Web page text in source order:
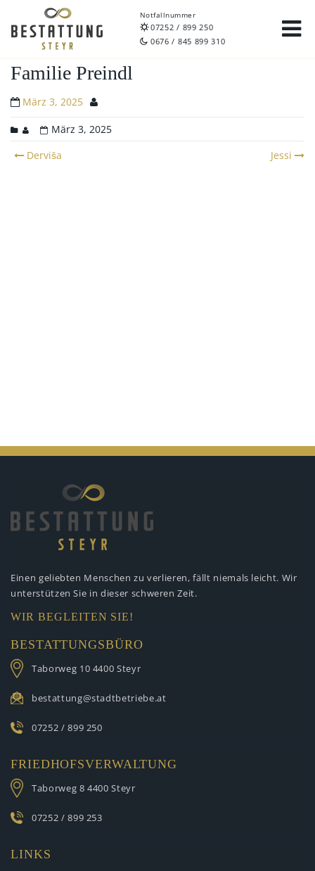
Notfallnummer
07252 / 899 250
0676 / 845 899 310
Familie Preindl
März 3, 2025
März 3, 2025
Post
Derviša Jessi
Einen geliebten Menschen zu verlieren, fällt niemals leicht. Wir
unterstützen Sie in dieser schweren Zeit.
WIR BEGLEITEN SIE!
BESTATTUNGSBÜRO
Taborweg 10 4400 Steyr
bestattung@stadtbetriebe.at
07252 / 899 250
FRIEDHOFSVERWALTUNG
Taborweg 8 4400 Steyr
07252 / 899 253
LINKS